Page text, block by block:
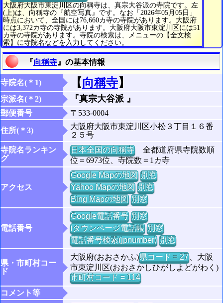
大阪府大阪市東淀川区の向稱寺は、真宗大谷派の寺院です。左
(上)は、向稱寺の『航空写真』です。なお「2026年05月05日」
時点において、全国には76,660カ寺の寺院があります。大阪府
には3,372カ寺の寺院があります。大阪府大阪市東淀川区には51
カ寺の寺院があります。寺院の検索は、メニューの【全文検
索】に寺院名などを入力してください。
『向稱寺 』の基本情報
寺院名(＊1) 【向稱寺】
宗派名(＊2) 『真宗大谷派 』
郵便番号 〒533-0004
住所(＊3)
大阪府大阪市東淀川区小松３丁目１６番
２５号
寺院名ランキン
グ
日本全国の向稱寺全都道府県寺院数順
位＝6973位、寺院数＝1カ寺
アクセス
Google Mapの地図 別窓
Yahoo Mapの地図 別窓
Bing Mapの地図 別窓
電話番号
Google電話番号 別窓
iタウンページ電話帳 別窓
電話番号検索(jpnumber) 別窓
県・市町村コー
ド
大阪府(おおさかふ)県コード = 27、大阪
市東淀川区(おおさかしひがしよどがわく)
市町村コード = 114
コメント等